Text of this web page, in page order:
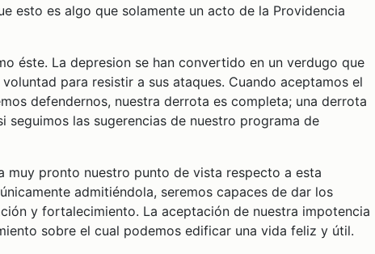
esto es algo que solamente un acto de la Providencia
éste. La depresion se han convertido en un verdugo que
para resistir a sus ataques. Cuando aceptamos el
defendernos, nuestra derrota es completa; una derrota
seguimos las sugerencias de nuestro programa de
muy pronto nuestro punto de vista respecto a esta
admitiéndola, seremos capaces de dar los
y fortalecimiento. La aceptación de nuestra impotencia
sobre el cual podemos edificar una vida feliz y útil.